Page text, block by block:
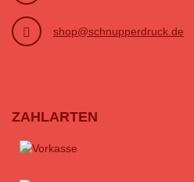
shop@schnupperdruck.de
ZAHLARTEN